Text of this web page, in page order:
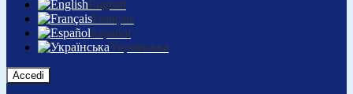
English
Français
Español
Українська
Accedi